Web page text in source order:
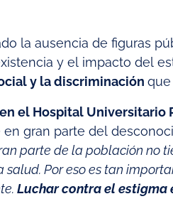
la ausencia de figuras
y el impacto del
y la discriminación que
el Hospital Universitario
gran parte del
parte de la población no
Por eso es tan
Luchar contra el estigma